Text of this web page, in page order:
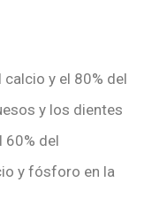
calcio y el 80% del
y los dientes
60% del
y fósforo en la